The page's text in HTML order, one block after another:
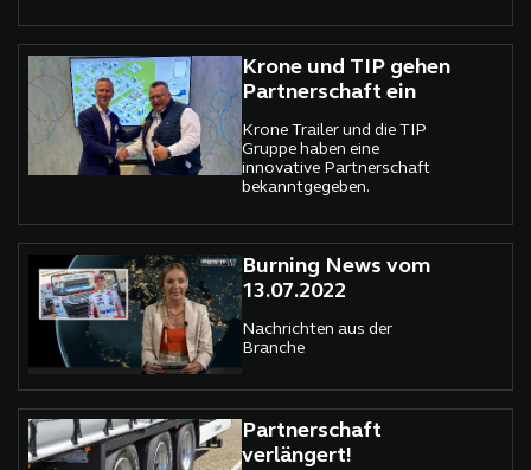
Krone und TIP gehen
Partnerschaft ein
Krone Trailer und die TIP
Gruppe haben eine
innovative Partnerschaft
bekanntgegeben.
Burning News vom
13.07.2022
Nachrichten aus der
Branche
Partnerschaft
verlängert!